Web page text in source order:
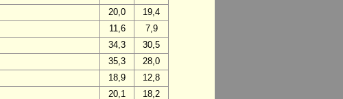
20,0
19,4
11,6
7,9
34,3
30,5
35,3
28,0
18,9
12,8
20,1
18,2